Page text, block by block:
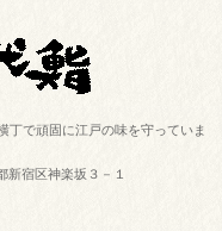
丁で頑固に江戸の味を守っていま
新宿区神楽坂３－１